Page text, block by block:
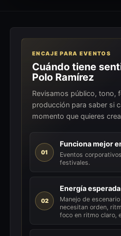
ENCAJE PARA EVENTOS
Cuándo tiene
Polo Ramírez
Revisamos público, tono,
producción para saber si
momento que quieres
01
Funciona mejor
Eventos
festivales.
02
Energía esperada
Manejo de
necesitan orden,
foco en ritmo claro,